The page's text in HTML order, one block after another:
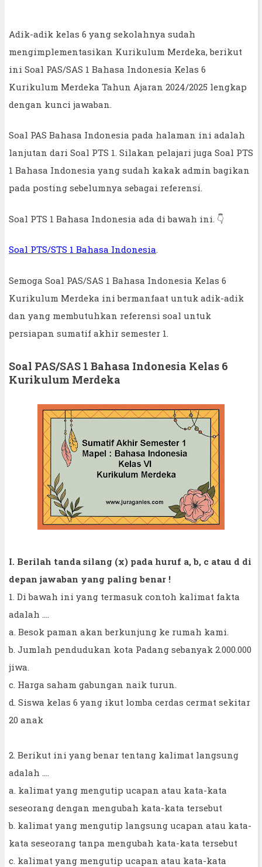
Adik-adik kelas 6 yang sekolahnya sudah
mengimplementasikan Kurikulum Merdeka, berikut
ini Soal PAS/SAS 1 Bahasa Indonesia Kelas 6
Kurikulum Merdeka Tahun Ajaran 2024/2025 lengkap
dengan kunci jawaban.
Soal PAS Bahasa Indonesia pada halaman ini adalah
lanjutan dari Soal PTS 1. Silakan pelajari juga Soal PTS
1 Bahasa Indonesia yang sudah kakak admin bagikan
pada posting sebelumnya sebagai referensi.
Soal PTS 1 Bahasa Indonesia ada di bawah ini. 👇
Soal PTS/STS 1 Bahasa Indonesia.
Semoga Soal PAS/SAS 1 Bahasa Indonesia Kelas 6
Kurikulum Merdeka ini bermanfaat untuk adik-adik
dan yang membutuhkan referensi soal untuk
persiapan sumatif akhir semester 1.
Soal PAS/SAS 1 Bahasa Indonesia Kelas 6
Kurikulum Merdeka
I. Berilah tanda silang (x) pada huruf a, b, c atau d di
depan jawaban yang paling benar !
1. Di bawah ini yang termasuk contoh kalimat fakta
adalah ....
a. Besok paman akan berkunjung ke rumah kami.
b. Jumlah pendudukan kota Padang sebanyak 2.000.000
jiwa.
c. Harga saham gabungan naik turun.
d. Siswa kelas 6 yang ikut lomba cerdas cermat sekitar
20 anak
2. Berikut ini yang benar tentang kalimat langsung
adalah ....
a. kalimat yang mengutip ucapan atau kata-kata
seseorang dengan mengubah kata-kata tersebut
b. kalimat yang mengutip langsung ucapan atau kata-
kata seseorang tanpa mengubah kata-kata tersebut
c. kalimat yang mengutip ucapan atau kata-kata